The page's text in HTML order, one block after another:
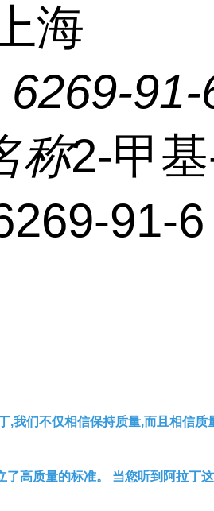
海
6269-91-
称2-甲
91-6
,我们不仅相信保持质量,而且相信
了高质量的标准。 当您听到阿拉丁